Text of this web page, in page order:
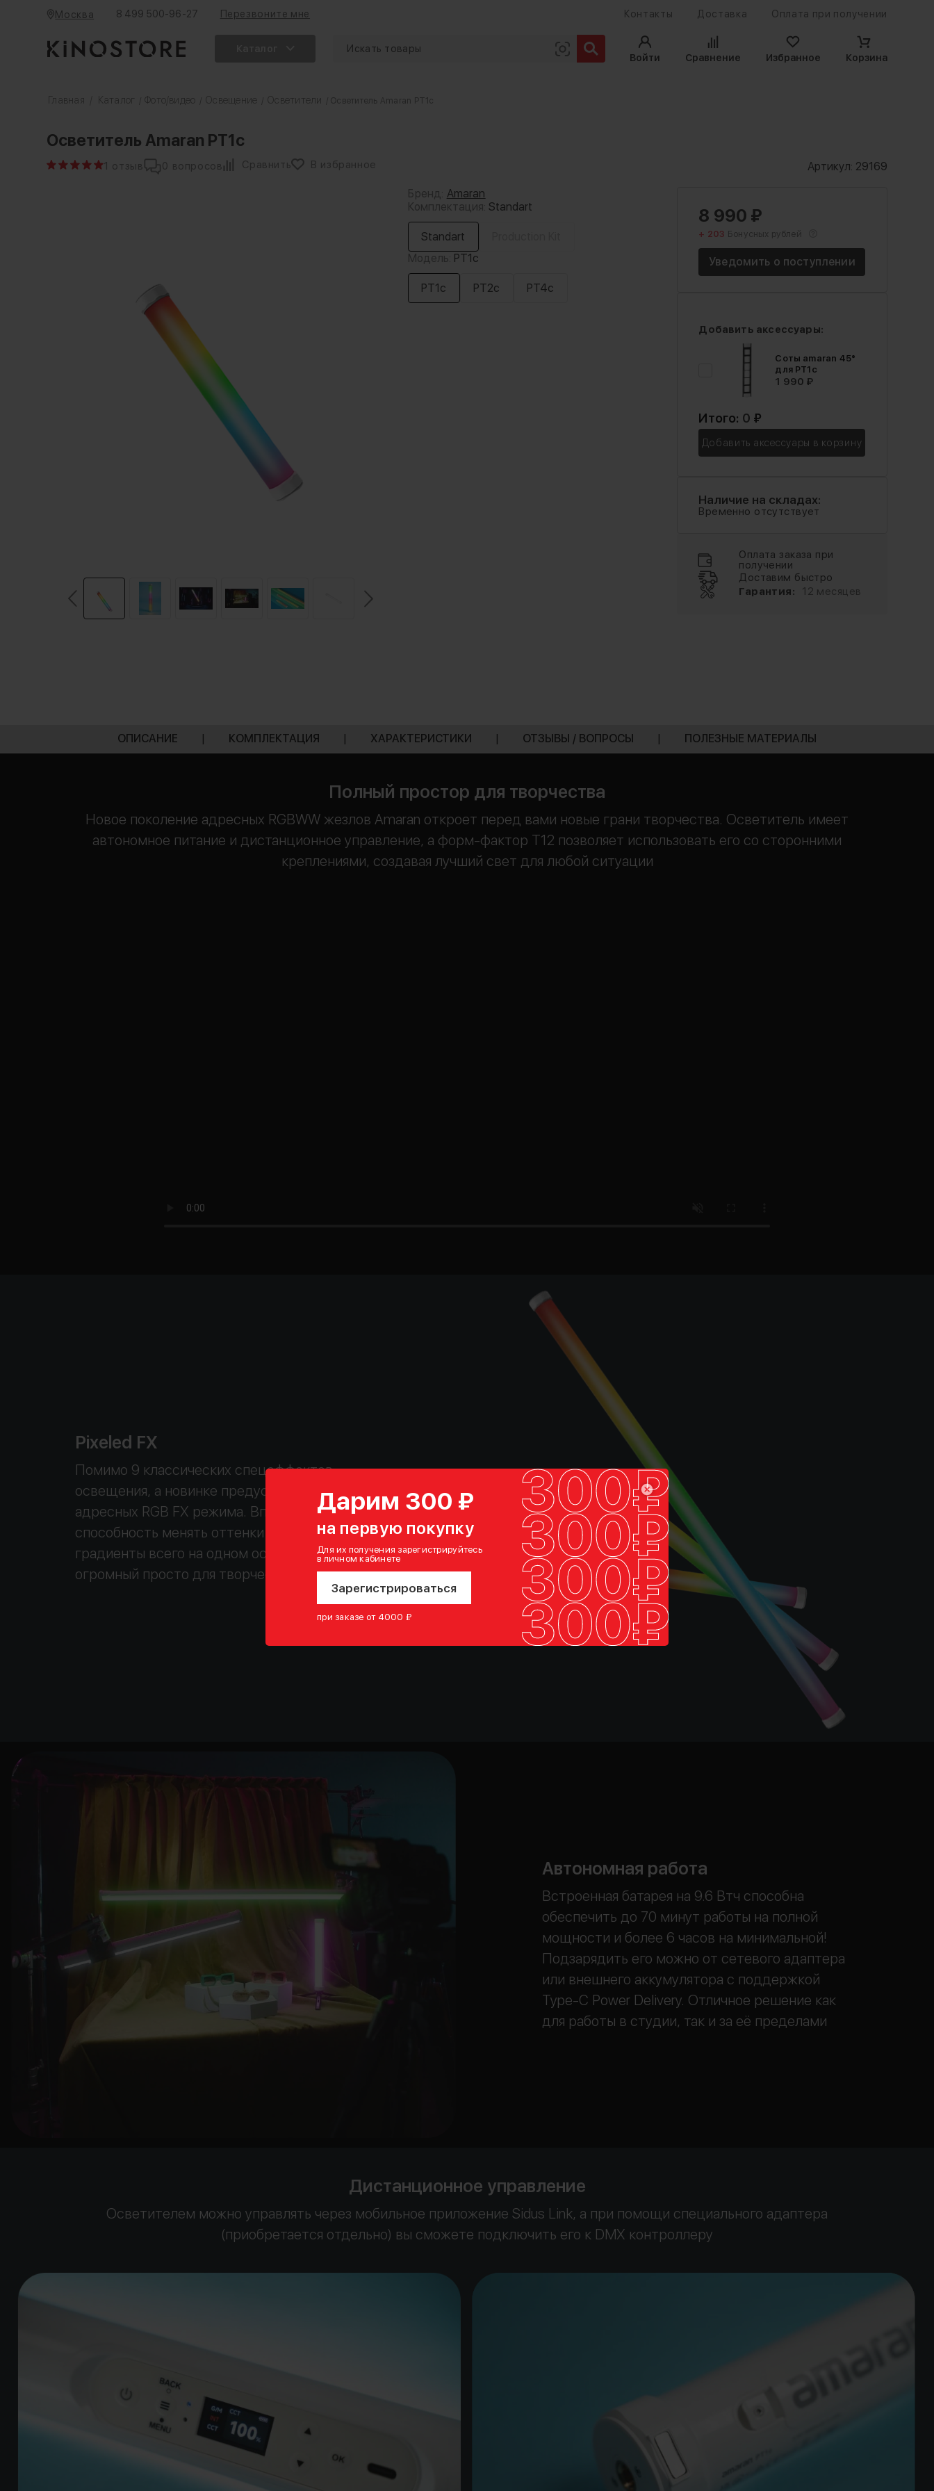
Дарим 300 ₽
на первую покупку
Для их получения зарегистрируйтесь
в личном кабинете
Зарегистрироваться
при заказе от 4000 ₽
Москва 8 499 500-96-27 Перезвоните мне Контакты Доставка Оплата при получении
Войти
Сравнение Избранное Корзина
Главная Каталог Фото/видео Освещение Осветители / Осветитель Amaran PT1c
Осветитель Amaran PT1c
1 отзыв 0 вопросов Сравнить В избранное Артикул: 29169
Бренд: Amaran
Комплектация:Standart
Standart
Модель: PT1c
PT1c PT2c PT4c
8 990 ₽
+ 203 Бонусных рублей
Уведомить о поступлении
Добавить аксессуары:
Соты amaran 45°
для PT1c
1 990 ₽
Итого: 0 ₽
Добавить аксессуары в корзину
Наличие на складах:
Временно отсутствует
Оплата заказа при
получении
Доставим быстро
Гарантия:
12 месяцев
ОПИСАНИЕ | КОМПЛЕКТАЦИЯ | ХАРАКТЕРИСТИКИ | ОТЗЫВЫ / ВОПРОСЫ | ПОЛЕЗНЫЕ МАТЕРИАЛЫ
Полный простор для творчества
Новое поколение адресных RGBWW жезлов Amaran откроет перед вами новые грани творчества. Осветитель имеет
автономное питание и дистанционное управление, а форм-фактор T12 позволяет использовать его со сторонними
креплениями, создавая лучший свет для любой ситуации
Pixeled FX
Помимо 9 классических спецэффектов
освещения, а новинке предусмотрено 7
адресных RGB FX режима. Впечатляющая
способность менять оттенки и создавать
градиенты всего на одном осветителе даст
огромный просто для творчества
Автономная работа
Встроенная батарея на 9.6 Втч способна
обеспечить до 70 минут работы на полной
мощности и более 6 часов на минимальной!
Подзарядить его можно от сетевого адаптера
или внешнего аккумулятора с поддержкой
Type-C Power Delivery. Отличное решение как
для работы в студии, так и за её пределами
Дистанционное управление
Осветителем можно управлять через мобильное приложение Sidus Link, а при помощи специального адаптера
(приобретается отдельно) вы сможете подключить его к DMX контроллеру